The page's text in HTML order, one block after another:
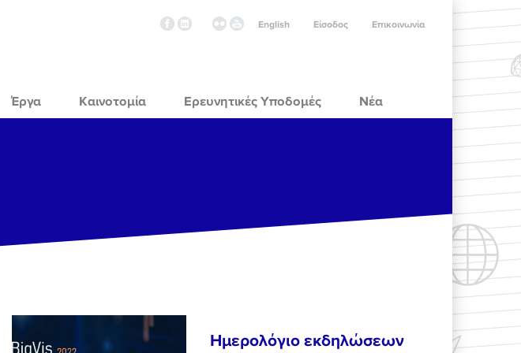
Επικοινωνία
Είσοδος
English
Έργα Καινοτομία Ερευνητικές Υποδομές Νέα
Ημερολόγιο εκδηλώσεων